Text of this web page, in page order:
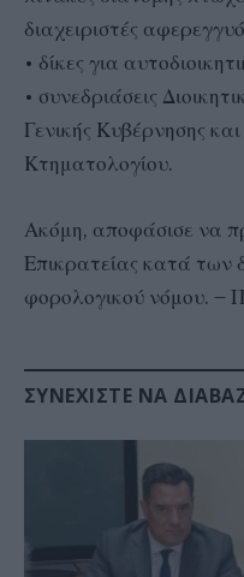
διαχειριστές
• δίκες για
• συνεδριάσεις
Γενικής Κυβέρνησης
Κτηματολογίου.
Ακόμη, αποφάσισε να
Επικρατείας κατά των
φορολογικού νόμου.
ΣΥΝΕΧΊΣΤΕ ΝΑ